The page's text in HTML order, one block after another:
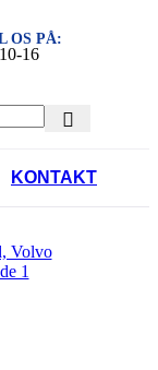
OS PÅ:
16
KONTAKT